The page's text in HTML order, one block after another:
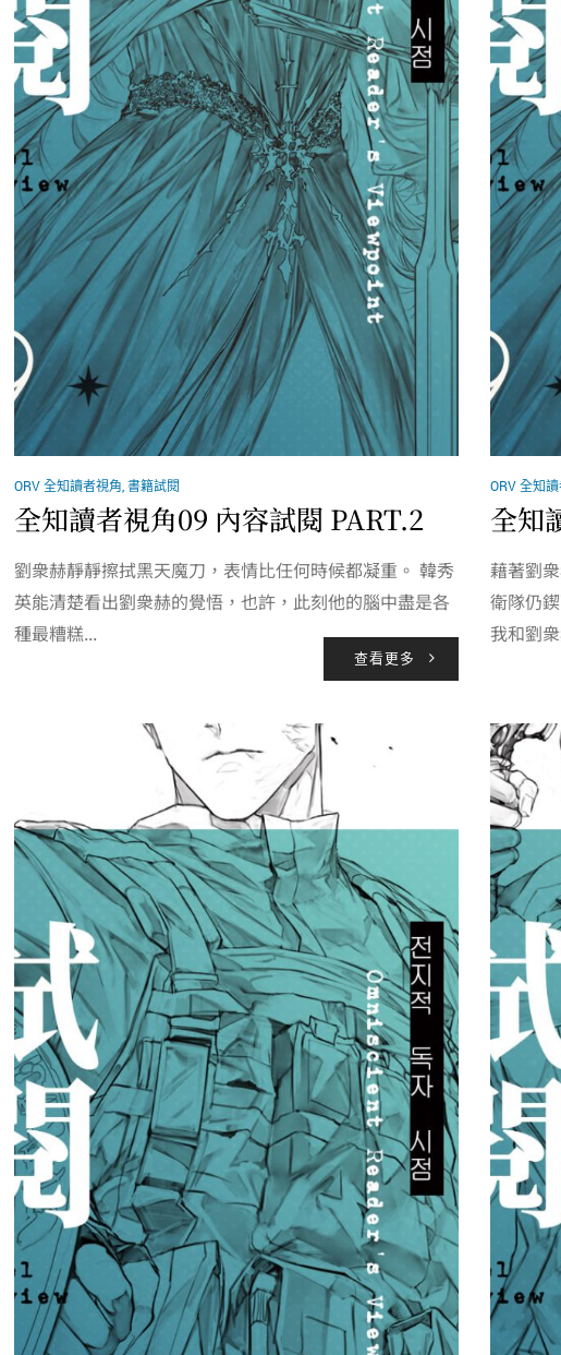
ORV 全知讀者視角 書籍試閱
全知讀者視角09 內容試閱 PART.2
劉衆赫靜靜擦拭黑天魔刀，表情比任何時候都凝重。 韓秀
英能清楚看出劉衆赫的覺悟，也許，此刻他的腦中盡是各
種最糟糕...
查看更多
ORV 全知
全知
藉著劉
衛隊仍
我和劉